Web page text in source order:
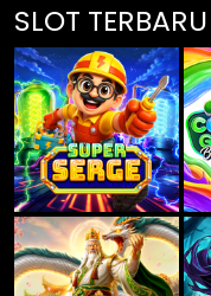
SLOT TERBARU